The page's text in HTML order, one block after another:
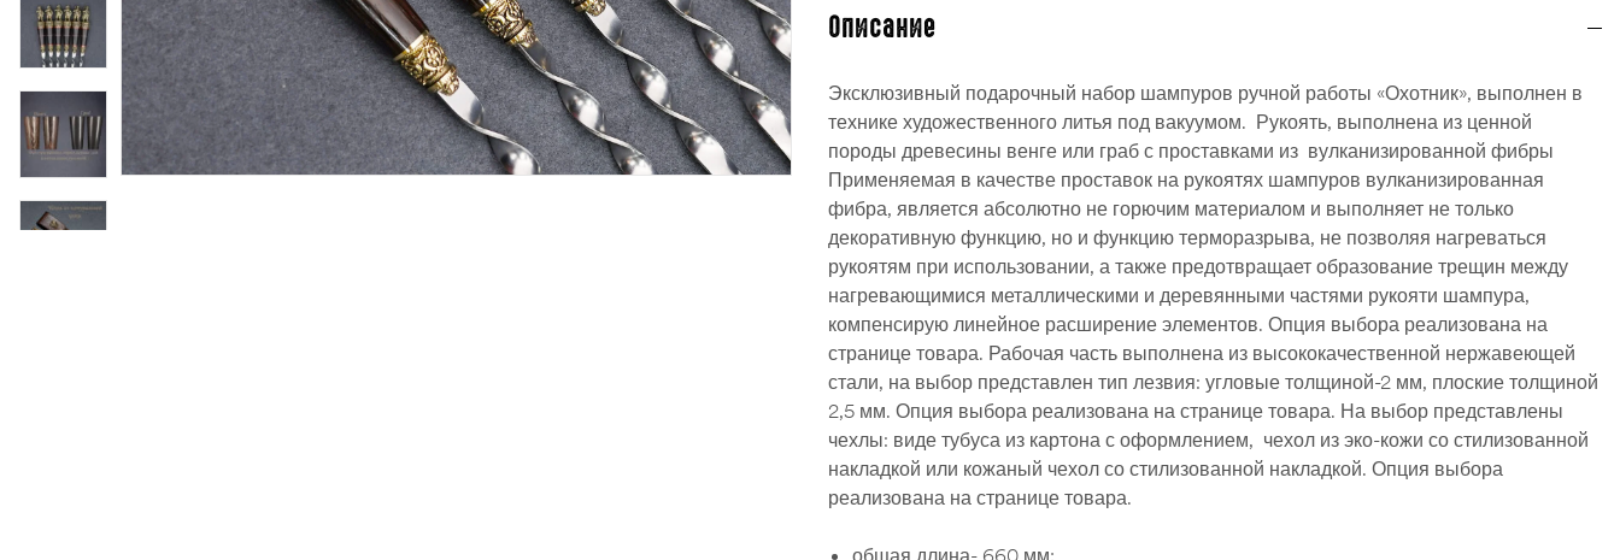
Описание
Эксклюзивный подарочный набор шампуров ручной работы «Охотник», выполнен в
технике художественного литья под вакуумом. Рукоять, выполнена из ценной
породы древесины венге или граб с проставками из вулканизированной фибры
Применяемая в качестве проставок на рукоятях шампуров вулканизированная
фибра, является абсолютно не горючим материалом и выполняет не только
декоративную функцию, но и функцию терморазрыва, не позволяя нагреваться
рукоятям при использовании, а также предотвращает образование трещин между
нагревающимися металлическими и деревянными частями рукояти шампура,
компенсирую линейное расширение элементов. Опция выбора реализована на
странице товара. Рабочая часть выполнена из высококачественной нержавеющей
стали, на выбор представлен тип лезвия: угловые толщиной-2 мм, плоские толщиной
2,5 мм. Опция выбора реализована на странице товара. На выбор представлены
чехлы: виде тубуса из картона с оформлением, чехол из эко-кожи со стилизованной
накладкой или кожаный чехол со стилизованной накладкой. Опция выбора
реализована на странице товара.